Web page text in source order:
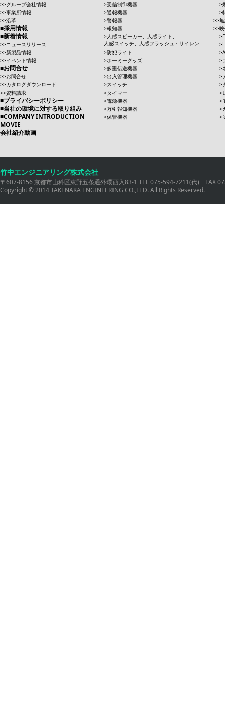
グループ会社情報
事業所情報
沿革
採用情報
新着情報
ニュースリリース
新製品情報
イベント情報
お問合せ
お問合せ
カタログダウンロード
資料請求
プライバシーポリシー
当社の環境に対する取り組み
COMPANY INTRODUCTION
MOVIE
会社紹介動画
受信制御機器
通報機器
警報器
報知器
人感スピーカー、人感ライト、
人感スイッチ、人感フラッシュ・サイレン
防犯ライト
ホーミーグッズ
多重伝送機器
出入管理機器
スイッチ
タイマー
電源機器
万引報知機器
保管機器
竹中エンジニアリング株式会社
〒607-8156 京都市山科区東野五条通外環西入83-1 TEL 075-594-7211(代) FAX
Copyright © 2014 TAKENAKA ENGINEERING CO.,LTD. All Rights Reserved.